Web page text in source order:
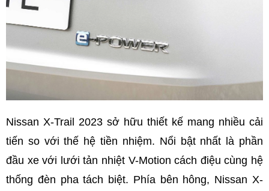
Nissan X-Trail 2023 sở hữu thiết kế mang nhiều cải
tiến so với thế hệ tiền nhiệm. Nổi bật nhất là phần
đầu xe với lưới tản nhiệt V-Motion cách điệu cùng hệ
thống đèn pha tách biệt. Phía bên hông, Nissan X-